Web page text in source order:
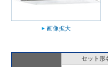
画像拡大
セット形